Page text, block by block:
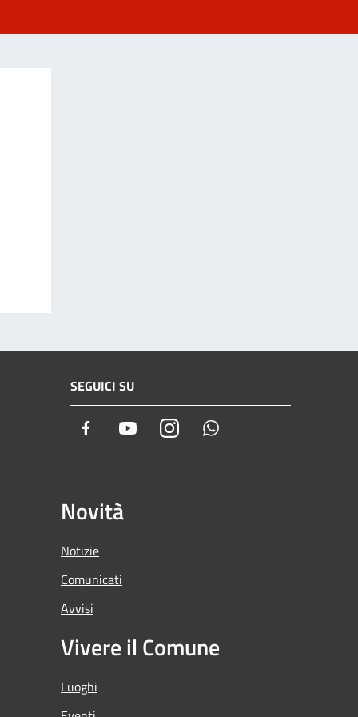
SEGUICI SU
Facebook YoutubeInstagram
Novità
Notizie
Comunicati
Avvisi
Vivere il Comune
Luoghi